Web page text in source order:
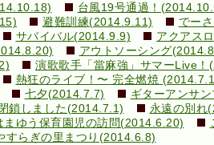
台風19号通過！
避難訓練(2014.9.11)
でー
サバイバル(2014.9.9)
アクアス
アウトソーシング
演歌歌手「當麻強」サマーLive
熱狂のライブ！〜 完全燃焼
七夕(2014.7.7)
ギターアンサ
鎖しました(2014.7.1) 永遠の別れ
まゆう保育園児の訪問(2014.6.20)
すらぎの里まつり(2014.6.8)